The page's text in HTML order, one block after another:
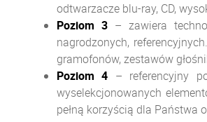
odtwarzacze blu-ray, CD,
Poziom 3 – zawiera
nagrodzonych,
gramofonów, zestawów
Poziom 4 – referencyjny
wyselekcjonowanych
pełną korzyścią dla Państwa